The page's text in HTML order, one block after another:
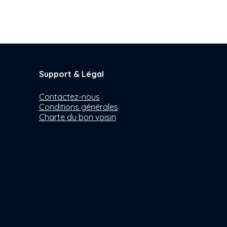
Support & Légal
Contactez-nous
Conditions générales
Charte du bon voisin